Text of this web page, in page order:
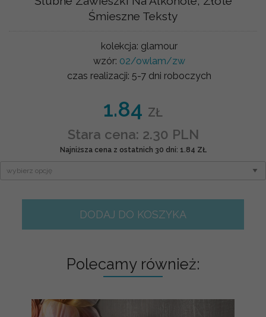
Śmieszne Teksty
kolekcja: glamour
wzór: 02/owlam/zw
czas realizacji: 5-7 dni roboczych
1.84 ZŁ
Stara cena: 2.30 PLN
Najniższa cena z ostatnich 30 dni: 1.84 ZŁ
DODAJ DO KOSZYKA
Polecamy również: